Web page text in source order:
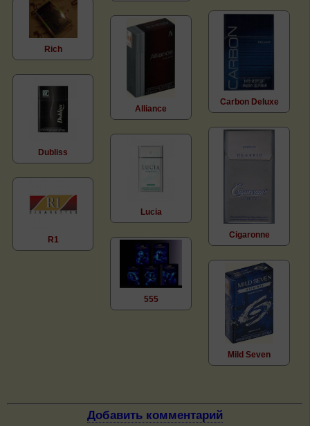
Rich
Dubliss
R1
Alliance
Lucia
555
Carbon Deluxe
Cigaronne
Mild Seven
Добавить комментарий